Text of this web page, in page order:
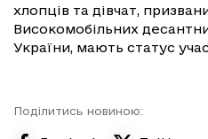
хлопців та дівчат,
Високомобільних
України, мають статус
Поділитись новиною: